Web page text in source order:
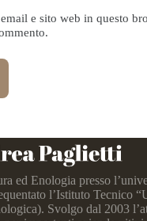
e sito web in questo
ed Enologia presso
l’Istituto Tecnico
Svolgo dal 2003